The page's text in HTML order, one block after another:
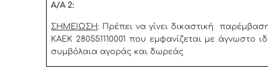
Α/Α 2:
ΣΗΜΕΙΩΣΗ: Πρέπει να γίνει δικαστική
ΚΑΕΚ 280551110001 που εμφανίζεται με άγνωστο
συμβόλαια αγοράς και δωρεάς